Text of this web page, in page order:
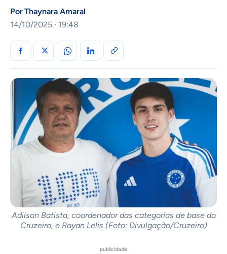
PorThaynara Amaral
14/10/2025 · 19:48
Adilson Batista, coordenador das categorias de base do
Cruzeiro, e Rayan Lelis (Foto: Divulgação/Cruzeiro)
publicidade